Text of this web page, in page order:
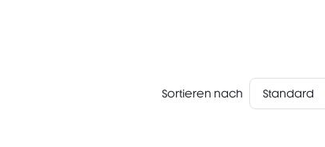
Sortieren nach Standard